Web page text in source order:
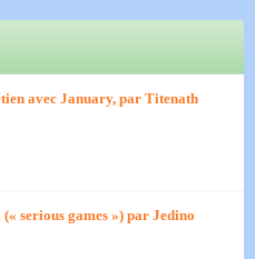
avec January, par Titenath
serious games ») par Jedino